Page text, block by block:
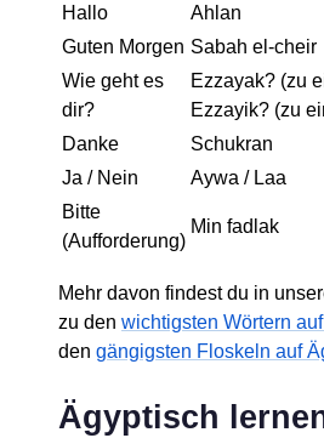
Hallo
Ahlan
Guten Morgen Sabah el-cheir
Wie geht es
dir?
Ezzayak? (zu
Ezzayik? (zu
Danke
Schukran
Ja / Nein
Aywa / Laa
Bitte
(Aufforderung)
Min fadlak
Mehr davon findest du in
zu den wichtigsten Wörtern
den gängigsten Floskeln auf
Ägyptisch